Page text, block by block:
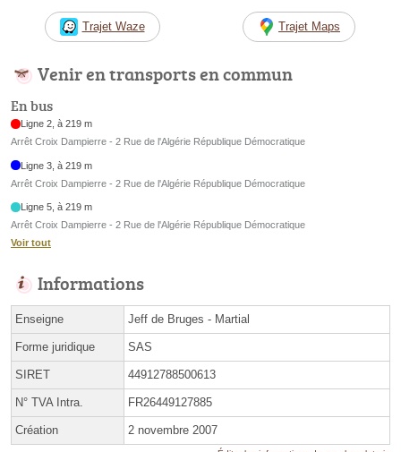
Trajet Waze Trajet Maps
Venir en transports en commun
En bus
Ligne 2, à 219 m
Arrêt Croix Dampierre - 2 Rue de l'Algérie République Démocratique
Ligne 3, à 219 m
Arrêt Croix Dampierre - 2 Rue de l'Algérie République Démocratique
Ligne 5, à 219 m
Arrêt Croix Dampierre - 2 Rue de l'Algérie République Démocratique
Voir tout
Informations
Enseigne Jeff de Bruges - Martial
Forme juridique SAS
SIRET 44912788500613
N° TVA Intra. FR26449127885
Création 2 novembre 2007